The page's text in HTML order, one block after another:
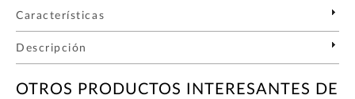
Características
Descripción
OTROS PRODUCTOS INTERESANTES DE